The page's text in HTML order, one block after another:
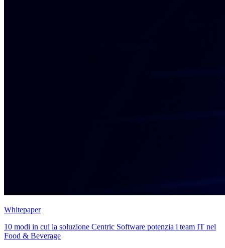
Whitepaper
10 modi in cui la soluzione Centric Software potenzia i team IT nel
Food & Beverage